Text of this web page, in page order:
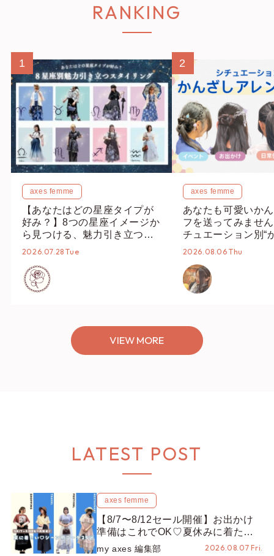
RANKING
1
axes femme
【あなたはどの星座タイプが
好み？】8つの星座イメージか
ら見つける、魅力引き立つス
タイリング♡
2026.07.28 Tue
2
axes femme
あなたも可愛いか
フを送ってみませ
チュエーション別“
オススメ【ショッ
2026.08.06 Thu
VIEW MORE
LATEST POST
axes femme
【8/7〜8/12セール開催】お出かけ
準備はこれでOK♡夏休みに着たい
コーデ25選をシーン別に徹底解説！
my axes 編集部 2026.08.07 Fri.